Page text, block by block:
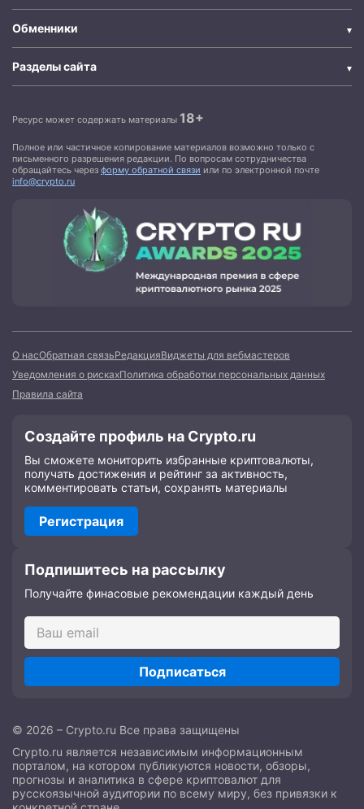
Обменники
Разделы сайта
Ресурс может содержать материалы 18+
Полное или частичное копирование материалов возможно только с
письменного разрешения редакции. По вопросам сотрудничества
обращайтесь через форму обратной связи или по электронной почте
info@crypto.ru
О насОбратная связьРедакцияВиджеты для вебмастеров
Уведомления о рискахПолитика обработки персональных данных
Правила сайта
Создайте профиль на Crypto.ru
Вы сможете мониторить избранные криптовалюты,
получать достижения и рейтинг за активность,
комментировать статьи, сохранять материалы
Регистрация
Подпишитесь на рассылку
Получайте финасовые рекомендации каждый день
Подписаться
© 2026 – Crypto.ru Все права защищены
Crypto.ru является независимым информационным
порталом, на котором публикуются новости, обзоры,
прогнозы и аналитика в сфере криптовалют для
русскоязычной аудитории по всему миру, без привязки к